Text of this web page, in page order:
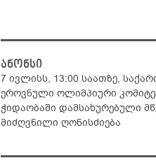
ანონსი
7 ივლისს, 13:00 საათზე,
ეროვნული ოლიმპიური
ჭიდაობაში დამსახურებული
მიძღვნილი ღონისძიება